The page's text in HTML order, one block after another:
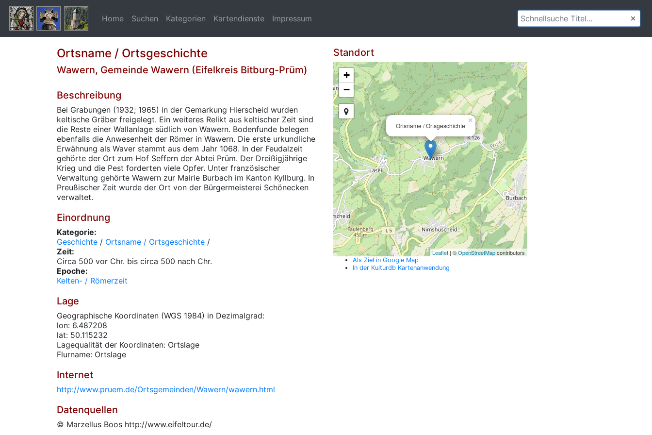
Home Suchen Kategorien Kartendienste Impressum
Ortsname / Ortsgeschichte
Wawern, Gemeinde Wawern (Eifelkreis Bitburg-Prüm)
Beschreibung
Bei Grabungen (1932; 1965) in der Gemarkung Hierscheid wurden
keltische Gräber freigelegt. Ein weiteres Relikt aus keltischer Zeit sind
die Reste einer Wallanlage südlich von Wawern. Bodenfunde belegen
ebenfalls die Anwesenheit der Römer in Wawern. Die erste urkundliche
Erwähnung als Waver stammt aus dem Jahr 1068. In der Feudalzeit
gehörte der Ort zum Hof Seffern der Abtei Prüm. Der Dreißigjährige
Krieg und die Pest forderten viele Opfer. Unter französischer
Verwaltung gehörte Wawern zur Mairie Burbach im Kanton Kyllburg. In
Preußischer Zeit wurde der Ort von der Bürgermeisterei Schönecken
verwaltet.
Einordnung
Kategorie:
Geschichte / Ortsname / Ortsgeschichte /
Zeit:
Circa 500 vor Chr. bis circa 500 nach Chr.
Epoche:
Kelten- / Römerzeit
Lage
Geographische Koordinaten (WGS 1984) in Dezimalgrad:
lon: 6.487208
lat: 50.115232
Lagequalität der Koordinaten: Ortslage
Flurname: Ortslage
Internet
http://www.pruem.de/Ortsgemeinden/Wawern/wawern.html
Datenquellen
© Marzellus Boos http://www.eifeltour.de/
Standort
Ortsname / Ortsgeschichte
×
+
−
Leaflet | ©OpenStreetMapcontributors
Als Ziel in Google Map
In der Kulturdb Kartenanwendung